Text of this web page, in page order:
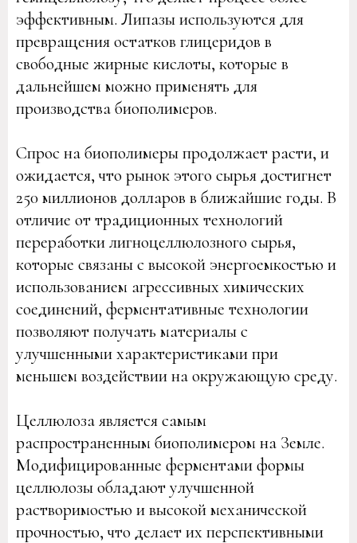
эффективным. Липазы используются для
превращения остатков глицеридов в
свободные жирные кислоты, которые в
дальнейшем можно применять для
производства биополимеров.
Спрос на биополимеры продолжает расти, и
ожидается, что рынок этого сырья достигнет
250 миллионов долларов в ближайшие годы. В
отличие от традиционных технологий
переработки лигноцеллюлозного сырья,
которые связаны с высокой энергоемкостью и
использованием агрессивных химических
соединений, ферментативные технологии
позволяют получать материалы с
улучшенными характеристиками при
меньшем воздействии на окружающую среду.
Целлюлоза является самым
распространенным биополимером на Земле.
Модифицированные ферментами формы
целлюлозы обладают улучшенной
растворимостью и высокой механической
прочностью, что делает их перспективными